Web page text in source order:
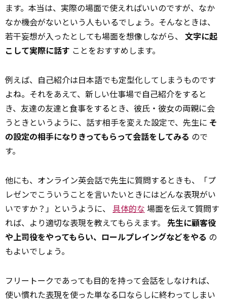
ます。本当は、実際の場面で使えればいいのですが、なか
なか機会がないという人もいるでしょう。そんなときは、
若干妄想が入ったとしても場面を想像しながら、 文字に起
こして実際に話す ことをおすすめします。
例えば、自己紹介は日本語でも定型化してしまうものです
よね。それをあえて、新しい仕事場で自己紹介をすると
き、友達の友達と食事をするとき、彼氏・彼女の両親に会
うときというように、話す相手を変えた設定で、先生に そ
の設定の相手になりきってもらって会話をしてみる ので
す。
他にも、オンライン英会話で先生に質問するときも、「プ
レゼンでこういうことを言いたいときにはどんな表現がい
いですか？」というように、 具体的な 場面を伝えて質問す
れば、より適切な表現を教えてもらえます。 先生に顧客役
や上司役をやってもらい、ロールプレイングなどをやる の
もよいでしょう。
フリートークであっても目的を持って会話をしなければ、
使い慣れた表現を使った単なる口ならしに終わってしまい